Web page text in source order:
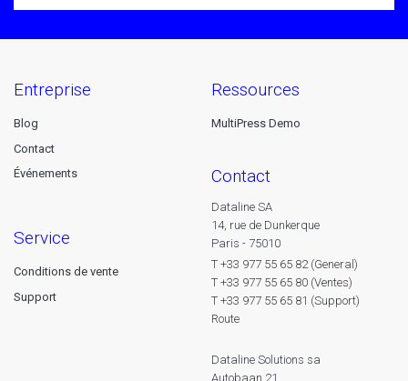
entreprise
Blog
Contact
Événements
service
Conditions de vente
Support
ressources
MultiPress Demo
contact
Dataline SA
14, rue de Dunkerque
Paris - 75010
T +33 977 55 65 82 (General)
T +33 977 55 65 80 (Ventes)
T +33 977 55 65 81 (Support)
Route
Dataline Solutions sa
Autobaan 21